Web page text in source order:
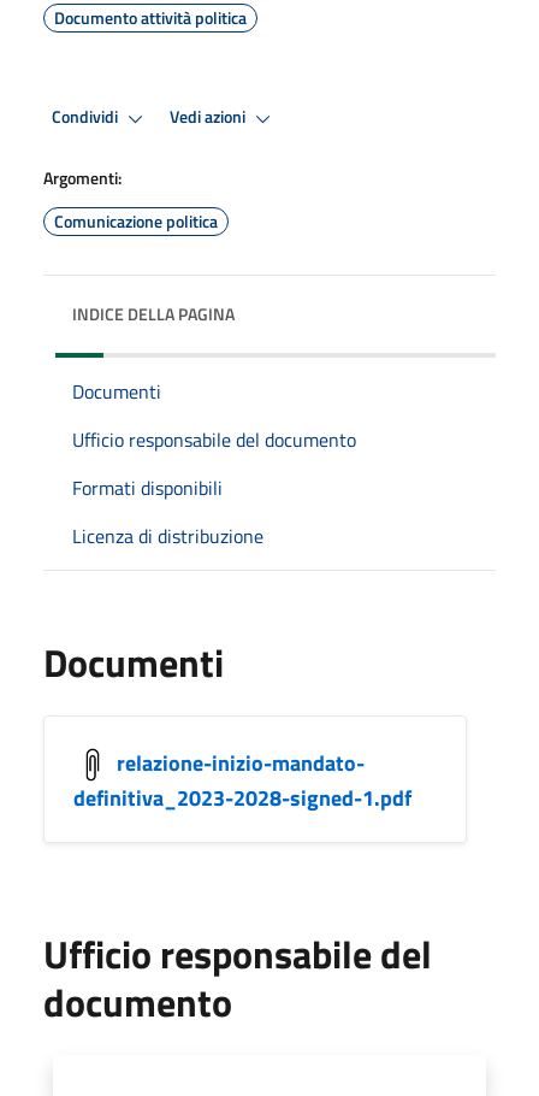
Documento attività politica
Condividi Vedi azioni
Argomenti:
Comunicazione politica
INDICE DELLA PAGINA
Documenti
Ufficio responsabile del documento
Formati disponibili
Licenza di distribuzione
Documenti
relazione-inizio-mandato-
definitiva_2023-2028-signed-1.pdf
Ufficio responsabile del
documento